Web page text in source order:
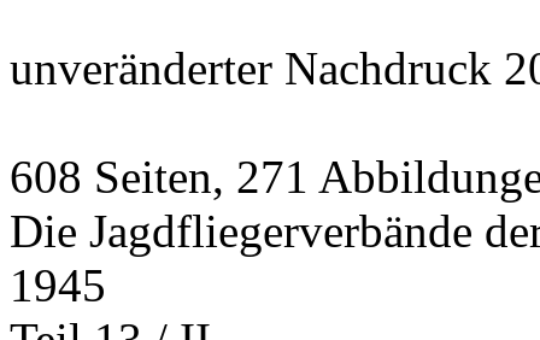
unveränderter Nachdruck
608 Seiten, 271
Die Jagdfliegerverbände
1945